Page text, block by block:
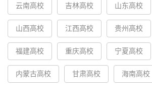
云南高校 吉林高校 山东高校
山西高校 江西高校 贵州高校
福建高校 重庆高校 宁夏高校
内蒙古高校 甘肃高校 海南高校